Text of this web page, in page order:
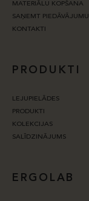
MATERIĀLU KOPŠANA
SAŅEMT PIEDĀVĀJUMU
KONTAKTI
PRODUKTI
LEJUPIELĀDES
PRODUKTI
KOLEKCIJAS
SALĪDZINĀJUMS
ERGOLAB